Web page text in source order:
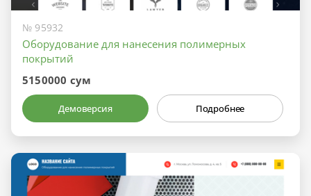
№ 95932
Оборудование для нанесения полимерных
покрытий
5150000 сум
Демоверсия Подробнее